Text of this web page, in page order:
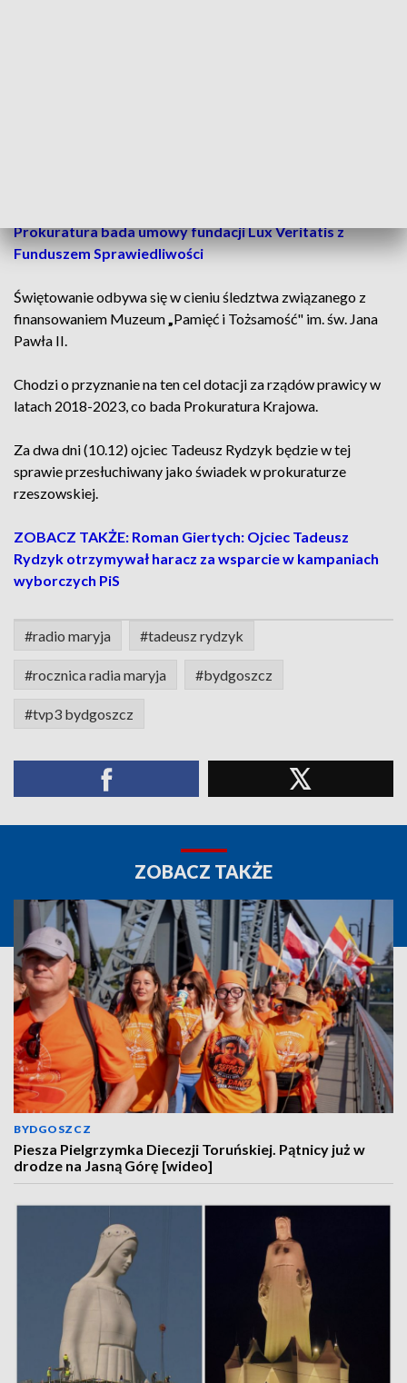
Prokuratura bada umowy fundacji Lux Veritatis z
Funduszem Sprawiedliwości
Świętowanie odbywa się w cieniu śledztwa związanego z
finansowaniem Muzeum„Pamięć i Tożsamość" im. św. Jana
Pawła II.
Chodzi o przyznanie na ten cel dotacji za rządów prawicy w
latach 2018-2023, co bada Prokuratura Krajowa.
Za dwa dni (10.12) ojciec Tadeusz Rydzyk będzie w tej
sprawie przesłuchiwany jako świadek w prokuraturze
rzeszowskiej.
ZOBACZ TAKŻE: Roman Giertych: Ojciec Tadeusz
Rydzyk otrzymywał haracz za wsparcie w kampaniach
wyborczych PiS
#radio maryja #tadeusz rydzyk
#rocznica radia maryja #bydgoszcz
#tvp3 bydgoszcz
ZOBACZ TAKŻE
BYDGOSZCZ
Piesza Pielgrzymka Diecezji Toruńskiej. Pątnicy już w
drodze na Jasną Górę [wideo]